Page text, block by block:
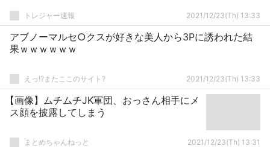
トレジャー速報 2021/12/23(Th) 13:33
アブノーマルセ○クスが好きな美人から3Pに誘われた結
果ｗｗｗｗｗｗ
えっ!?またここのサイト? 2021/12/23(Th) 13:33
【画像】ムチムチJK軍団、おっさん相手にメ
ス顔を披露してしまう
まとめちゃんねっと 2021/12/23(Th) 13:31